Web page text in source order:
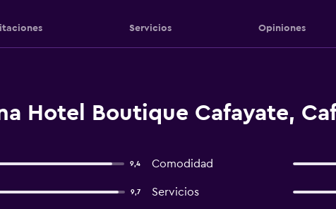
Servicios Opiniones
Hotel Boutique Cafayate,
9,4 Comodidad
9,7 Servicios